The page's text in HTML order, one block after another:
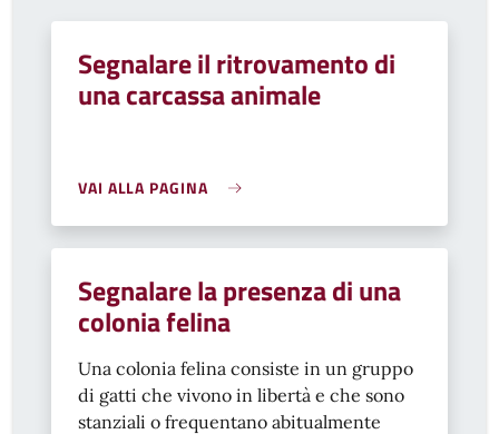
Segnalare il ritrovamento di
una carcassa animale
VAI ALLA PAGINA
Segnalare la presenza di una
colonia felina
Una colonia felina consiste in un gruppo
di gatti che vivono in libertà e che sono
stanziali o frequentano abitualmente